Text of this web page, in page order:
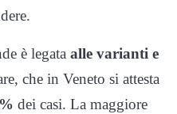
è legata alle varianti e
che in Veneto si attesta
dei casi. La maggiore